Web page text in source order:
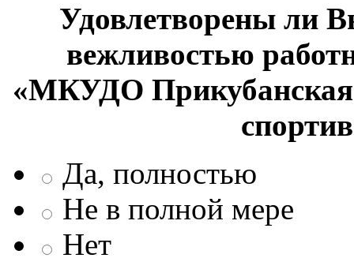
Удовлетворены ли
вежливостью
«МКУДО Прикубанская
Да, полностью
Не в полной мере
Нет